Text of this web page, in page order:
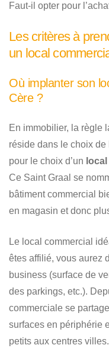
Faut-il opter pour
Les critères à
un local
Où implanter son
Cère ?
En immobilier, la règle
réside dans le choix de
pour le choix d’un
Ce Saint Graal se
bâtiment commercial
en magasin et donc
Le local commercial
êtes affilié, vous aurez
business (surface de
des parkings, etc.).
commerciale se
surfaces en périphérie
petits aux centres villes.